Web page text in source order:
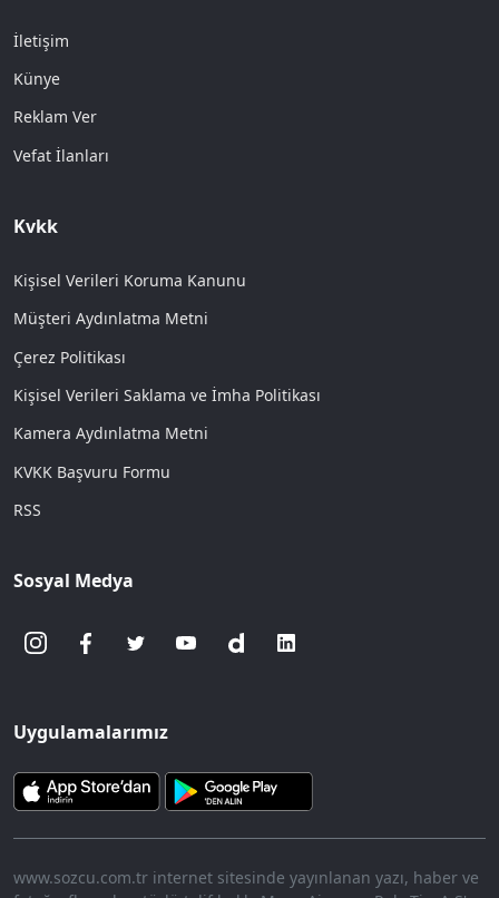
İletişim
Künye
Reklam Ver
Vefat İlanları
Kvkk
Kişisel Verileri Koruma Kanunu
Müşteri Aydınlatma Metni
Çerez Politikası
Kişisel Verileri Saklama ve İmha Politikası
Kamera Aydınlatma Metni
KVKK Başvuru Formu
RSS
Sosyal Medya
Uygulamalarımız
www.sozcu.com.tr internet sitesinde yayınlanan yazı, haber ve